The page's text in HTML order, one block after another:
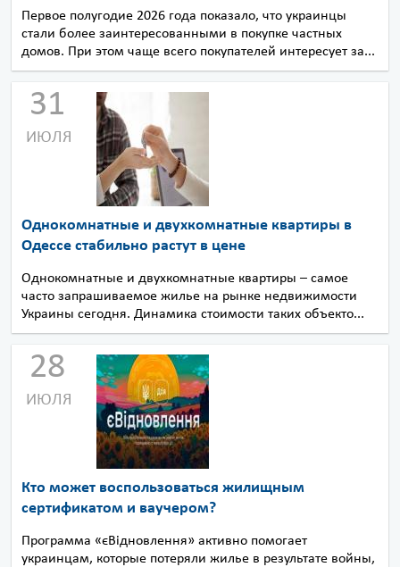
Первое полугодие 2026 года показало, что украинцы
стали более заинтересованными в покупке частных
домов. При этом чаще всего покупателей интересует за...
31
ИЮЛЯ
Однокомнатные и двухкомнатные квартиры в
Одессе стабильно растут в цене
Однокомнатные и двухкомнатные квартиры – самое
часто запрашиваемое жилье на рынке недвижимости
Украины сегодня. Динамика стоимости таких объекто...
28
ИЮЛЯ
Кто может воспользоваться жилищным
сертификатом и ваучером?
Программа «єВідновлення» активно помогает
украинцам, которые потеряли жилье в результате войны,